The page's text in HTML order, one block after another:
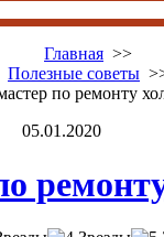
Главная >>
Полезные советы
по ремонту
05.01.2020